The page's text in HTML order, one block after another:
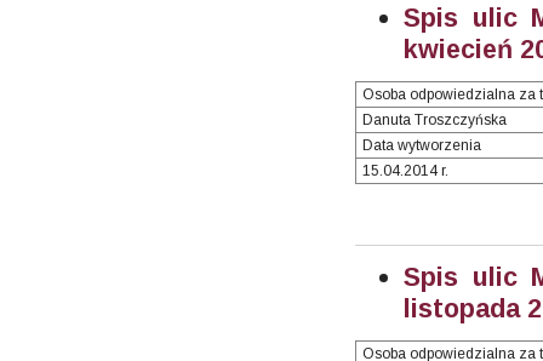
Spis ulic
kwiecień
Osoba odpowiedzialna za
Danuta Troszczyńska
Data wytworzenia
15.04.2014 r.
Spis ulic
listopada
Osoba odpowiedzialna za